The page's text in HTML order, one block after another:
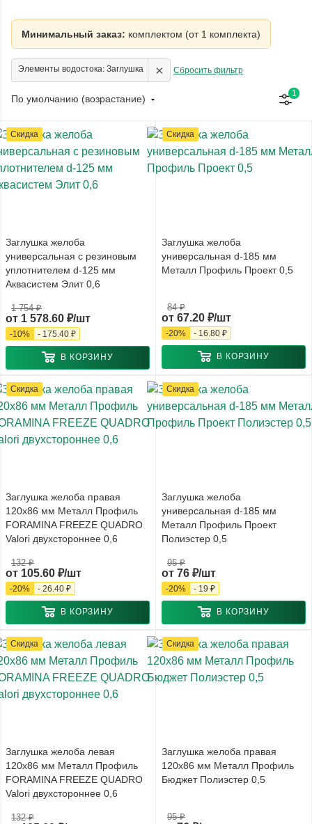
Минимальный заказ: комплектом (от 1 комплекта)
Элементы водостока: Заглушка × Сбросить фильтр
По умолчанию (возрастание) 1
Скидка
Заглушка желоба
универсальная с резиновым
уплотнителем d-125 мм
Аквасистем Элит 0,6
от 1 578.60 ₽/шт
1 754 ₽
-10% - 175.40 ₽
В КОРЗИНУ
Скидка
Заглушка желоба
универсальная d-185 мм
Металл Профиль Проект 0,5
от 67.20 ₽/шт
84 ₽
-20% - 16.80 ₽
В КОРЗИНУ
Скидка
Заглушка желоба правая
120x86 мм Металл Профиль
FORAMINA FREEZE QUADRO
Valori двухстороннее 0,6
от 105.60 ₽/шт
132 ₽
-20% - 26.40 ₽
В КОРЗИНУ
Скидка
Заглушка желоба
универсальная d-185 мм
Металл Профиль Проект
Полиэстер 0,5
от 76 ₽/шт
95 ₽
-20% - 19 ₽
В КОРЗИНУ
Скидка
Заглушка желоба левая
120x86 мм Металл Профиль
FORAMINA FREEZE QUADRO
Valori двухстороннее 0,6
132 ₽
Скидка
Заглушка желоба правая
120x86 мм Металл Профиль
Бюджет Полиэстер 0,5
95 ₽